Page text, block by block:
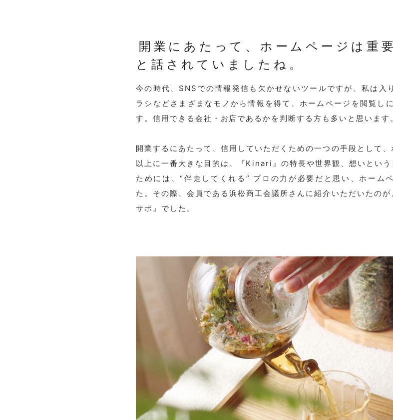
開業にあたって、ホームページは重
と話されていましたね。
今の時代、SNSでの情報発信も欠かせないツールですが、私は入
ラシなどさまざまなモノから情報を得て、ホームページを閲覧し
す。 信用できる会社・お店であるかを判断する方も多いと思います。
開業するにあたって、信用していただくための一つの手段として、
以上に一番大きな目的は、『Kinari』の特長や世界観、想いという
ためには、“伴走してくれる” プロの力が必要だと思い、ホーム
た。 その際、会員である浜松商工会議所さんに紹介いただいたのが
サポ』でした。